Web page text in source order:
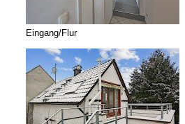
Eingang/Flur